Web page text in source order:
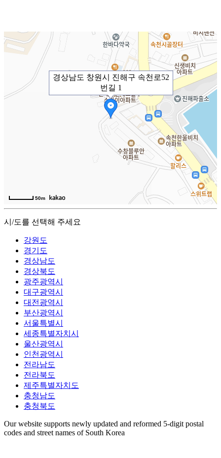
경상남도 창원시 진해구 속천로52
번길 1
50m
시/도를 선택해 주세요
강원도
경기도
경상남도
경상북도
광주광역시
대구광역시
대전광역시
부산광역시
서울특별시
세종특별자치시
울산광역시
인천광역시
전라남도
전라북도
제주특별자치도
충청남도
충청북도
Our website supports newly updated and reformed 5-digit postal
codes and street names of South Korea